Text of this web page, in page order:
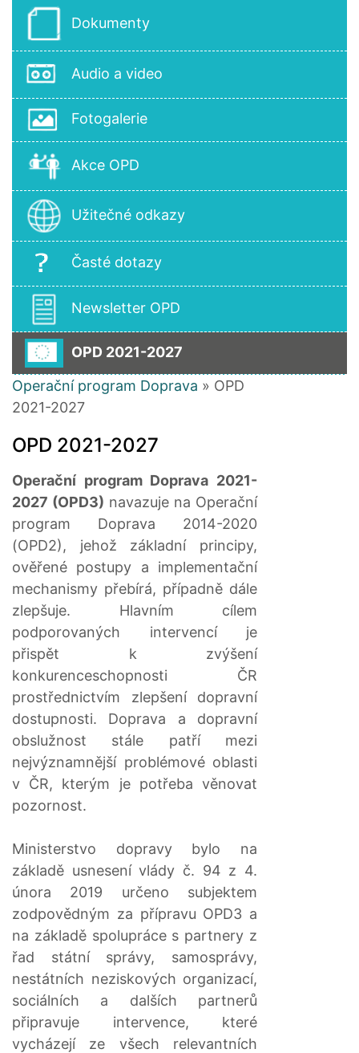
Dokumenty
Audio a video
Fotogalerie
Akce OPD
Užitečné odkazy
Časté dotazy
Newsletter OPD
OPD 2021-2027
Operační program Doprava » OPD
2021-2027
OPD 2021-2027
Operační program Doprava 2021-
2027 (OPD3) navazuje na Operační
program Doprava 2014-2020
(OPD2), jehož základní principy,
ověřené postupy a implementační
mechanismy přebírá, případně dále
zlepšuje. Hlavním cílem
podporovaných intervencí je
přispět k zvýšení
konkurenceschopnosti ČR
prostřednictvím zlepšení dopravní
dostupnosti. Doprava a dopravní
obslužnost stále patří mezi
nejvýznamnější problémové oblasti
v ČR, kterým je potřeba věnovat
pozornost.
Ministerstvo dopravy bylo na
základě usnesení vlády č. 94 z 4.
února 2019 určeno subjektem
zodpovědným za přípravu OPD3 a
na základě spolupráce s partnery z
řad státní správy, samosprávy,
nestátních neziskových organizací,
sociálních a dalších partnerů
připravuje intervence, které
vycházejí ze všech relevantních